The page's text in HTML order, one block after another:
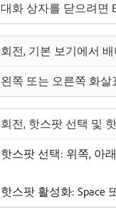
대화 상자를 닫으려면
회전, 기본 보기에서
왼쪽 또는 오른쪽 화살
회전, 핫스팟 선택 및
핫스팟 선택: 위쪽, 아
핫스팟 활성화: Space